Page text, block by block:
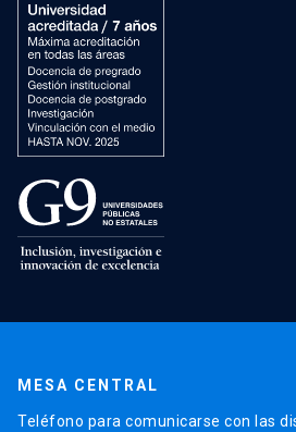
MESA CENTRAL
Teléfono para comunicarse con las